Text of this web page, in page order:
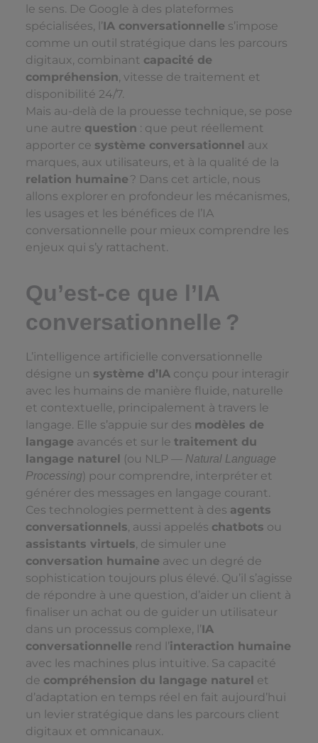
le sens. De Google à des plateformes
spécialisées, l’IA conversationnelle s’impose
comme un outil stratégique dans les parcours
digitaux, combinant capacité de
compréhension, vitesse de traitement et
disponibilité 24/7.
Mais au-delà de la prouesse technique, se pose
une autre question : que peut réellement
apporter ce système conversationnel aux
marques, aux utilisateurs, et à la qualité de la
relation humaine ? Dans cet article, nous
allons explorer en profondeur les mécanismes,
les usages et les bénéfices de l’IA
conversationnelle pour mieux comprendre les
enjeux qui s’y rattachent.
Qu’est-ce que l’IA
conversationnelle ?
L’intelligence artificielle conversationnelle
désigne un système d’IA conçu pour interagir
avec les humains de manière fluide, naturelle
et contextuelle, principalement à travers le
langage. Elle s’appuie sur des modèles de
langage avancés et sur le traitement du
langage naturel
(ou NLP — Natural Language
Processing) pour comprendre, interpréter et
générer des messages en langage courant.
Ces technologies permettent à des agents
conversationnels, aussi appelés chatbots ou
assistants virtuels, de simuler une
conversation humaine avec un degré de
sophistication toujours plus élevé. Qu’il s’agisse
de répondre à une question, d’aider un client à
finaliser un achat ou de guider un utilisateur
dans un processus complexe, l’IA
conversationnelle rend l’interaction humaine
avec les machines plus intuitive. Sa capacité
de compréhension du langage naturel et
d’adaptation en temps réel en fait aujourd’hui
un levier stratégique dans les parcours client
digitaux et omnicanaux.